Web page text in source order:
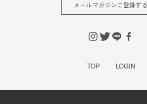
メールマガジンに登録する
TOP LOGIN